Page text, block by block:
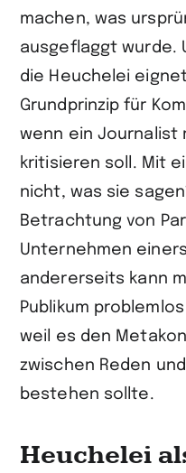
machen, was
ausgeflaggt wurde.
die Heuchelei
Grundprinzip für
wenn ein Journalist
kritisieren soll. Mit
nicht, was sie
Betrachtung von
Unternehmen
andererseits kann
Publikum
weil es den
zwischen Reden
bestehen sollte.
Heuchelei